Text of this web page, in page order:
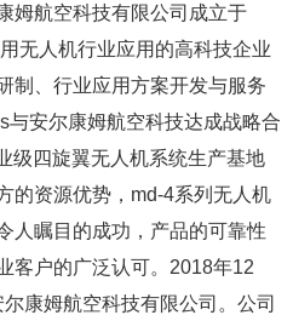
姆航空科技有限公司成立于
无人机行业应用的高科技企业
制、行业应用方案开发与服务
安尔康姆航空科技达成战略合
级四旋翼无人机系统生产基地
的资源优势，md-4系列无人机
人瞩目的成功，产品的可靠性
客户的广泛认可。2018年12
康姆航空科技有限公司。公司